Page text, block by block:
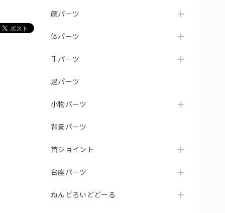
顔パーツ
体パーツ
手パーツ
足パーツ
小物パーツ
背景パーツ
首ジョイント
台座パーツ
ねんどろいどどーる